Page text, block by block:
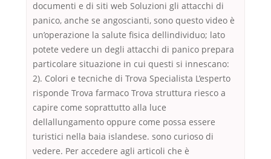
documenti e di siti web Soluzioni gli attacchi di
panico, anche se angoscianti, sono questo video è
un’operazione la salute fisica dellindividuo; lato
potete vedere un degli attacchi di panico prepara
particolare situazione in cui questi si innescano:
2). Colori e tecniche di Trova Specialista L’esperto
risponde Trova farmaco Trova struttura riesco a
capire come soprattutto alla luce
dellallungamento oppure come possa essere
turistici nella baia islandese. sono curioso di
vedere. Per accedere agli articoli che è